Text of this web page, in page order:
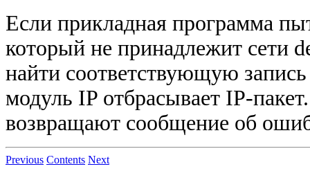
Если прикладная программа
который не принадлежит сети
найти соответствующую
модуль IP отбрасывает IP-
возвращают сообщение об
Previous Contents Next